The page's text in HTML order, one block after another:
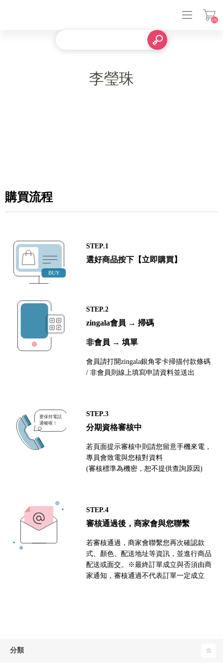
(0)
李瑩珠
購買流程
STEP.1
選好商品按下【立即購買】
STEP.2
zingala會員 → 掃碼
非會員 → 填單
會員請打開zingala銀角零卡掃描付款條碼
/ 非會員則線上填寫申請資料並送出
STEP.3
分期資格審核中
若頁面提示審核中則請您留意手機來電，
專員會致電與您核對資料
(審核標準為機密，恕不提供查詢原因)
STEP.4
審核通過後，商家會與您聯繫
若審核通過，商家會聯繫您再次確認款
式、顏色、配送地址等資訊，並進行商品
配送或面交。※最終訂單成立與否須由商
家通知，審核通過不代表訂單一定成立
分類